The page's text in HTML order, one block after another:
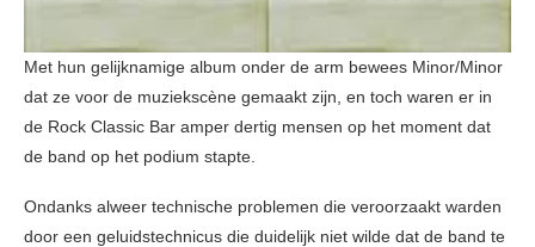
Met hun gelijknamige album onder de arm bewees Minor/Minor
dat ze voor de muziekscène gemaakt zijn, en toch waren er in
de Rock Classic Bar amper dertig mensen op het moment dat
de band op het podium stapte.
Ondanks alweer technische problemen die veroorzaakt warden
door een geluidstechnicus die duidelijk niet wilde dat de band te